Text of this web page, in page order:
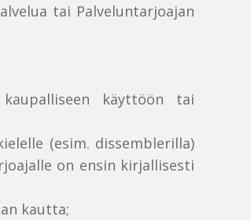
tai Palveluntarjoajan
käyttöön tai
(esim. dissemblerilla)
on ensin kirjallisesti
kautta;